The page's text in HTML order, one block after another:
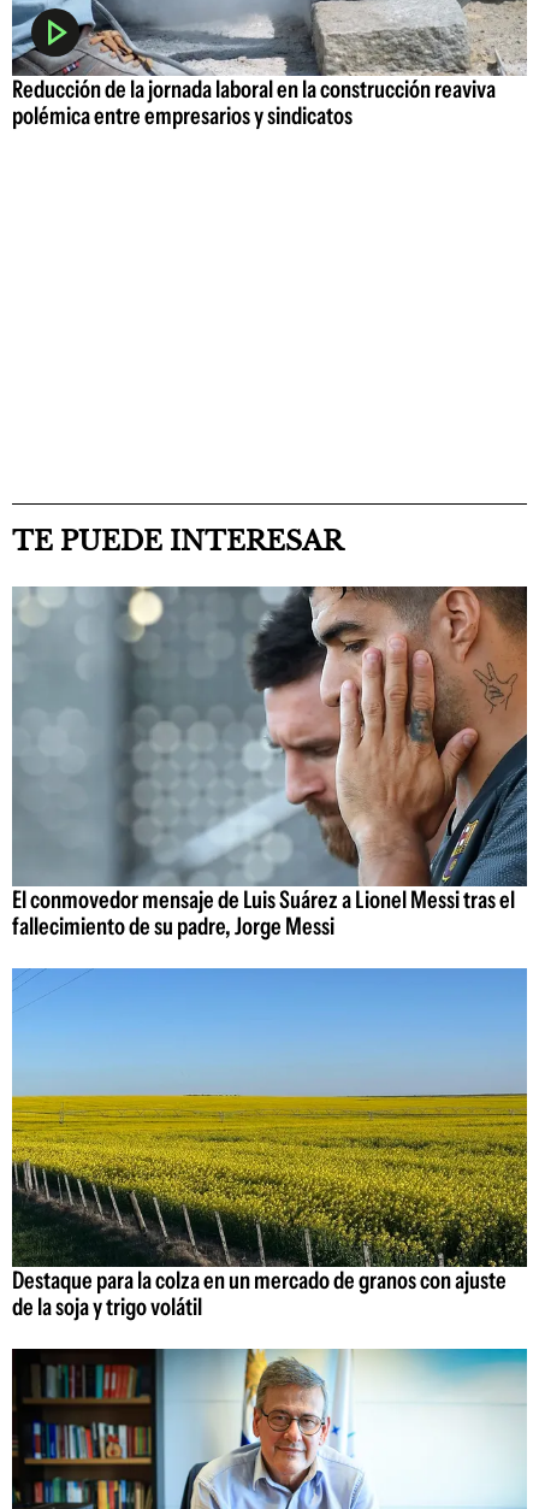
Reducción de la jornada laboral en la construcción reaviva
polémica entre empresarios y sindicatos
TE PUEDE INTERESAR
El conmovedor mensaje de Luis Suárez a Lionel Messi tras el
fallecimiento de su padre, Jorge Messi
Destaque para la colza en un mercado de granos con ajuste
de la soja y trigo volátil